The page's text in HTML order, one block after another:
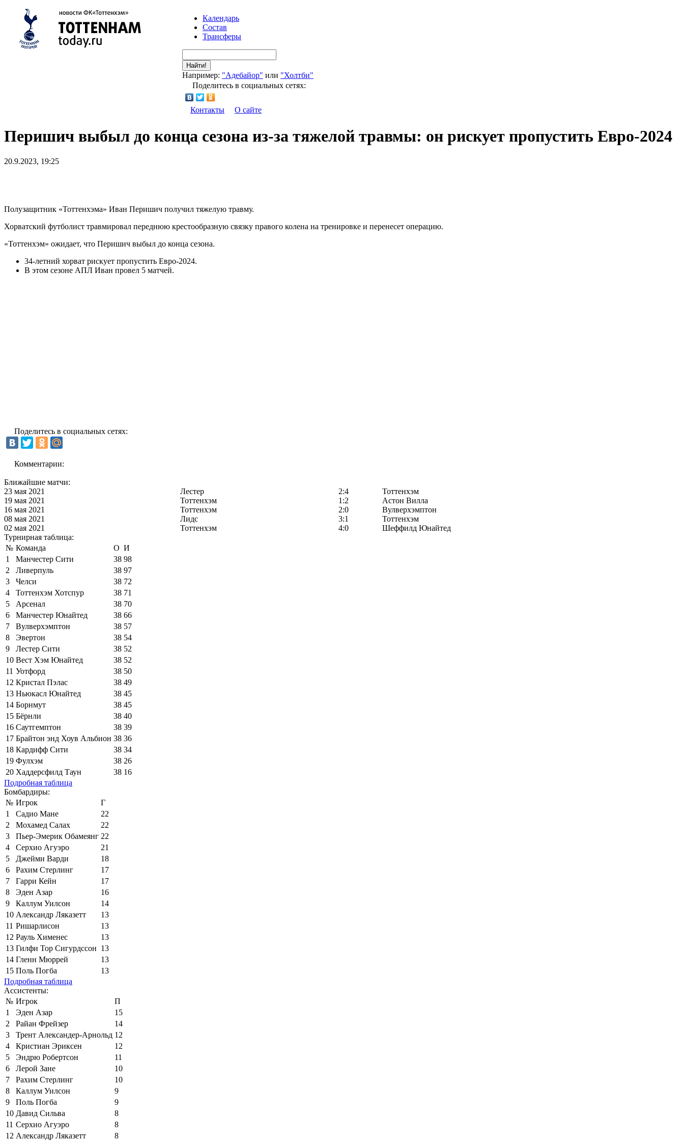
Календарь
Состав
Трансферы
Найти!
Например: "Адебайор" или "Холтби"
Поделитесь в социальных сетях:
Контакты О сайте
Перишич выбыл до конца сезона из-за тяжелой травмы: он рискует пропустить Евро-2024
20.9.2023, 19:25
Полузащитник «Тоттенхэма» Иван Перишич получил тяжелую травму.
Хорватский футболист травмировал переднюю крестообразную связку правого колена на тренировке и перенесет операцию.
«Тоттенхэм» ожидает, что Перишич выбыл до конца сезона.
34-летний хорват рискует пропустить Евро-2024.
В этом сезоне АПЛ Иван провел 5 матчей.
Поделитесь в социальных сетях:
Комментарии:
Ближайшие матчи:
23 мая 2021
Лестер 2:4
Тоттенхэм
19 мая 2021
Тоттенхэм 1:2
Астон Вилла
16 мая 2021
Тоттенхэм 2:0
Вулверхэмптон
08 мая 2021
Лидс 3:1
Тоттенхэм
02 мая 2021
Тоттенхэм 4:0
Шеффилд Юнайтед
Турнирная таблица:
№ Команда О И
1
Манчестер Сити 38 98
2
Ливерпуль 38 97
3
Челси 38 72
4
Тоттенхэм Хотспур 38 71
5
Арсенал 38 70
6
Манчестер Юнайтед 38 66
7
Вулверхэмптон 38 57
8
Эвертон 38 54
9
Лестер Сити 38 52
10 Вест Хэм Юнайтед 38 52
11 Уотфорд 38 50
12 Кристал Пэлас 38 49
13 Ньюкасл Юнайтед 38 45
14 Борнмут 38 45
15 Бёрнли 38 40
16 Саутгемптон 38 39
17 Брайтон энд Хоув Альбион 38 36
18 Кардифф Сити 38 34
19 Фулхэм 38 26
20 Хаддерсфилд Таун 38 16
Подробная таблица
Бомбардиры:
№ Игрок
Г
1
Садио Мане
22
2
Мохамед Салах
22
3
Пьер-Эмерик Обамеянг 22
4
Серхио Агуэро
21
5
Джейми Варди
18
6
Рахим Стерлинг
17
7
Гарри Кейн
17
8
Эден Азар
16
9
Каллум Уилсон
14
10 Александр Ляказетт
13
11 Ришарлисон
13
12 Рауль Хименес
13
13 Гилфи Тор Сигурдссон 13
14 Гленн Мюррей
13
15 Поль Погба
13
Подробная таблица
Ассистенты:
№ Игрок
П
1
Эден Азар
15
2
Райан Фрейзер
14
3
Трент Александер-Арнольд 12
4
Кристиан Эриксен
12
5
Эндрю Робертсон
11
6
Лерой Зане
10
7
Рахим Стерлинг
10
8
Каллум Уилсон
9
9
Поль Погба
9
10 Давид Сильва
8
11 Серхио Агуэро
8
12 Александр Ляказетт
8